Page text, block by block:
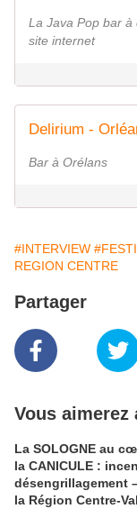
La Java Pop bar à
site internet
Delirium -
Bar à Orélans
#INTERVIEW
REGION CENTRE
Partager
Vous aimerez
La SOLOGNE au
la CANICULE :
désengrillagement
la Région Centre-